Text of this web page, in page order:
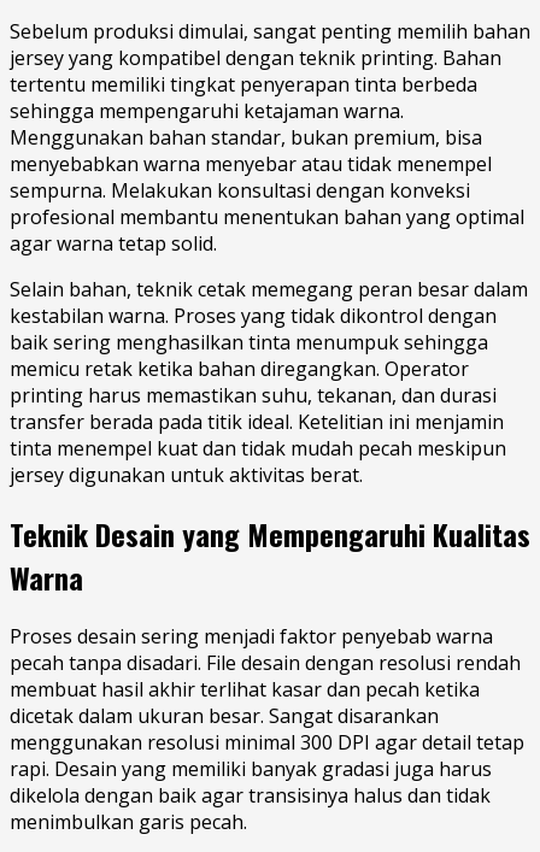
Sebelum produksi dimulai, sangat penting memilih bahan
jersey yang kompatibel dengan teknik printing. Bahan
tertentu memiliki tingkat penyerapan tinta berbeda
sehingga mempengaruhi ketajaman warna.
Menggunakan bahan standar, bukan premium, bisa
menyebabkan warna menyebar atau tidak menempel
sempurna. Melakukan konsultasi dengan konveksi
profesional membantu menentukan bahan yang optimal
agar warna tetap solid.
Selain bahan, teknik cetak memegang peran besar dalam
kestabilan warna. Proses yang tidak dikontrol dengan
baik sering menghasilkan tinta menumpuk sehingga
memicu retak ketika bahan diregangkan. Operator
printing harus memastikan suhu, tekanan, dan durasi
transfer berada pada titik ideal. Ketelitian ini menjamin
tinta menempel kuat dan tidak mudah pecah meskipun
jersey digunakan untuk aktivitas berat.
Teknik Desain yang Mempengaruhi Kualitas
Warna
Proses desain sering menjadi faktor penyebab warna
pecah tanpa disadari. File desain dengan resolusi rendah
membuat hasil akhir terlihat kasar dan pecah ketika
dicetak dalam ukuran besar. Sangat disarankan
menggunakan resolusi minimal 300 DPI agar detail tetap
rapi. Desain yang memiliki banyak gradasi juga harus
dikelola dengan baik agar transisinya halus dan tidak
menimbulkan garis pecah.